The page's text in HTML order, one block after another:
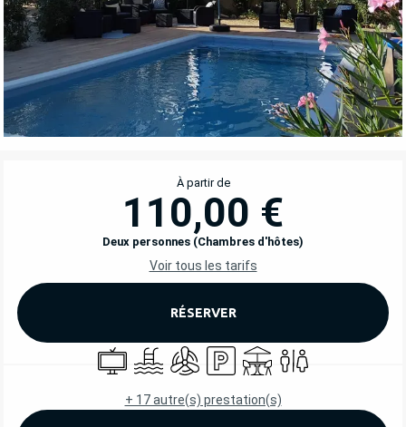
OUVERTURE ET COORDONNÉES
À partir de
110,00 €
Deux personnes (Chambres d'hôtes)
Voir tous les tarifs
RÉSERVER
TélévisionPiscineAir conditionné
ParkingTerrasseToilettes
+ 17 autre(s) prestation(s)